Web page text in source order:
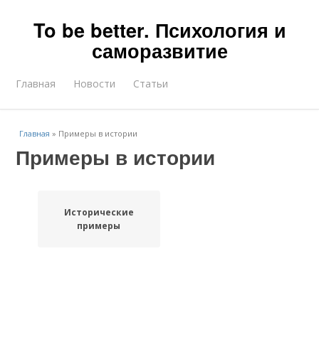
To be better. Психология и
саморазвитие
Главная Новости Статьи
Главная » Примеры в истории
Примеры в истории
Исторические
примеры